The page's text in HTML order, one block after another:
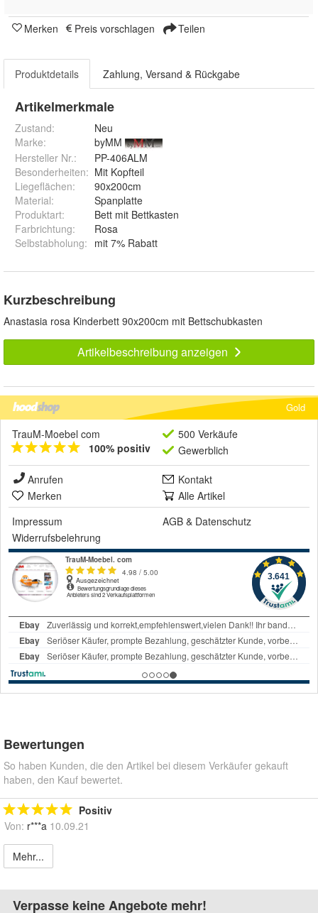
Merken Preis vorschlagen Teilen
Produktdetails Zahlung, Versand & Rückgabe
Artikelmerkmale
Zustand:
Neu
Marke:
byMM
Hersteller Nr.:
PP-406ALM
Besonderheiten: Mit Kopfteil
Liegeflächen:
90x200cm
Material:
Spanplatte
Produktart:
Bett mit Bettkasten
Farbrichtung:
Rosa
Selbstabholung: mit 7% Rabatt
Kurzbeschreibung
Anastasia rosa Kinderbett 90x200cm mit Bettschubkasten
Artikelbeschreibung anzeigen
Gold
TrauM-Moebel com
100% positiv
500 Verkäufe
Gewerblich
Anrufen
Kontakt
Merken
Alle Artikel
Impressum
AGB & Datenschutz
Widerrufsbelehrung
Bewertungen
So haben Kunden, die den Artikel bei diesem Verkäufer gekauft
haben, den Kauf bewertet.
Positiv
Von: r***a 10.09.21
Mehr...
Verpasse keine Angebote mehr!